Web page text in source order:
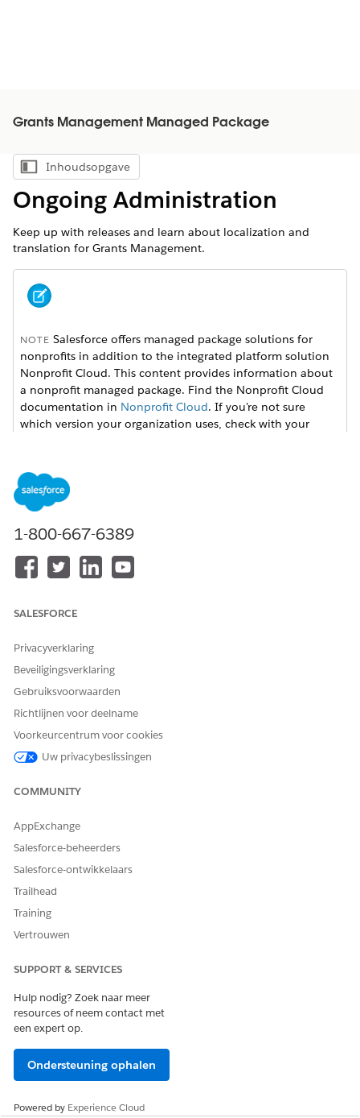
Grants Management Managed Package
Inhoudsopgave weergeven
Inhoudsopgave
Ongoing Administration
Keep up with releases and learn about localization and
translation for Grants Management.
NOTE Salesforce offers managed package solutions for
nonprofits in addition to the integrated platform solution
Nonprofit Cloud. This content provides information about
a nonprofit managed package. Find the Nonprofit Cloud
documentation in Nonprofit Cloud. If you're not sure
which version your organization uses, check with your
Keep Up with Grants Management and Salesforce
Releases
release schedule.
Grants Management and Translation
Learn how Grants Management is localized and how to
HEEFT DIT ARTIKEL UW PROBLEEM OPGELOST?
Laat ons weten wat we kunnen doen om te verbeteren!
1-800-667-6389
SALESFORCE
Privacyverklaring
Beveiligingsverklaring
Gebruiksvoorwaarden
Richtlijnen voor deelname
Voorkeurcentrum voor cookies
Uw privacybeslissingen
COMMUNITY
AppExchange
Salesforce-beheerders
Salesforce-ontwikkelaars
Trailhead
Training
Vertrouwen
SUPPORT & SERVICES
Hulp nodig? Zoek naar meer
resources of neem contact met
een expert op.
Ondersteuning ophalen
Powered by Experience Cloud